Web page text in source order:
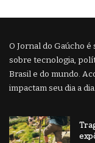
O Jornal do Gaúcho
sobre tecnologia,
Brasil e do mundo.
impactam seu dia a dia.